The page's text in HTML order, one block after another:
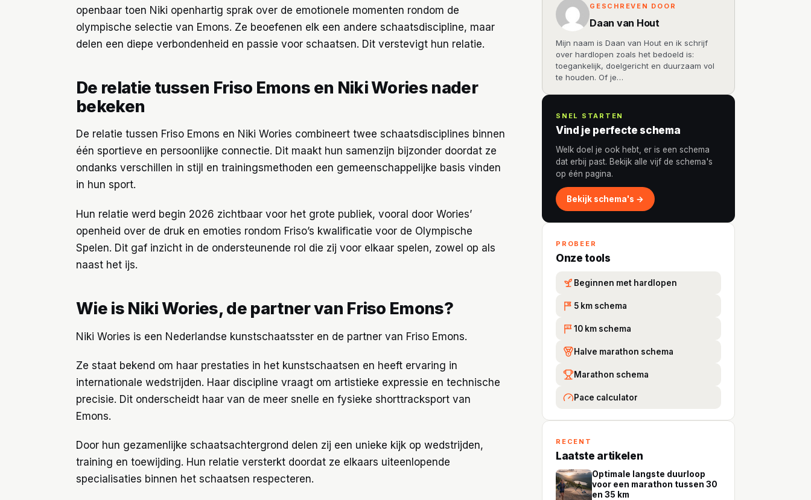
openbaar toen Niki openhartig sprak over de emotionele momenten rondom de
olympische selectie van Emons. Ze beoefenen elk een andere schaatsdiscipline, maar
delen een diepe verbondenheid en passie voor schaatsen. Dit verstevigt hun relatie.
De relatie tussen Friso Emons en Niki Wories nader
bekeken
De relatie tussen Friso Emons en Niki Wories combineert twee schaatsdisciplines binnen
één sportieve en persoonlijke connectie. Dit maakt hun samenzijn bijzonder doordat ze
ondanks verschillen in stijl en trainingsmethoden een gemeenschappelijke basis vinden
in hun sport.
Hun relatie werd begin 2026 zichtbaar voor het grote publiek, vooral door Wories’
openheid over de druk en emoties rondom Friso’s kwalificatie voor de Olympische
Spelen. Dit gaf inzicht in de ondersteunende rol die zij voor elkaar spelen, zowel op als
naast het ijs.
Wie is Niki Wories, de partner van Friso Emons?
Niki Wories is een Nederlandse kunstschaatsster en de partner van Friso Emons.
Ze staat bekend om haar prestaties in het kunstschaatsen en heeft ervaring in
internationale wedstrijden. Haar discipline vraagt om artistieke expressie en technische
precisie. Dit onderscheidt haar van de meer snelle en fysieke shorttracksport van
Emons.
Door hun gezamenlijke schaatsachtergrond delen zij een unieke kijk op wedstrijden,
training en toewijding. Hun relatie versterkt doordat ze elkaars uiteenlopende
specialisaties binnen het schaatsen respecteren.
GESCHREVEN DOOR
Daan van Hout
Mijn naam is Daan van Hout en ik schrijf
over hardlopen zoals het bedoeld is:
toegankelijk, doelgericht en duurzaam vol
te houden. Of je…
SNEL STARTEN
Vind je perfecte schema
Welk doel je ook hebt, er is een schema
dat erbij past. Bekijk alle vijf de schema's
op één pagina.
Bekijk schema's →
PROBEER
Onze tools
Beginnen met hardlopen
5K 5 km schema
10 10 km schema
Halve marathon schema
Marathon schema
Pace calculator
RECENT
Laatste artikelen
Optimale langste duurloop
voor een marathon tussen 30
en 35 km